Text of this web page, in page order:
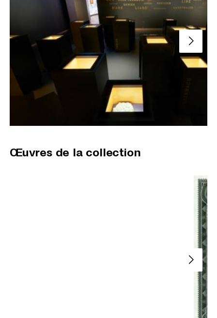
Slide
Œuvres de la collection
Slide